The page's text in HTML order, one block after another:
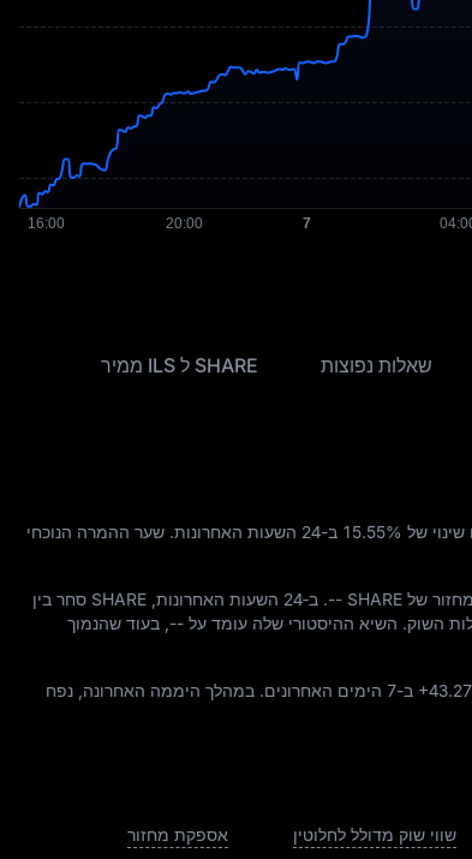
שאלות נפוצות SHARE ל ILS ממיר
שינוי של 15.55%
ב-24 השעות האחרונות. שער ההמרה הנוכחי
של -- SHARE. ב‑24 השעות האחרונות, SHARE סחר בין
השוק. השיא ההיסטורי שלה עומד על -- , בעוד שהנמוך
ב-7 הימים האחרונים. במהלך היממה האחרונה, נפח
שווי שוק מדולל לחלוטין
אספקת מחזור